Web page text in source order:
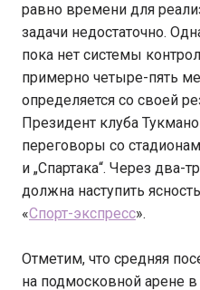
равно времени для
задачи недостаточно.
пока нет системы
примерно четыре-пять
определяется со своей
Президент клуба
переговоры со
и „Спартака“. Через два-
должна наступить
«Спорт-экспресс».
Отметим, что средняя
на подмосковной арене